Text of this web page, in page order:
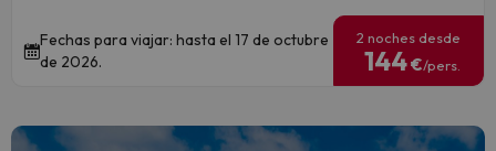
Fechas para viajar: hasta el 17 de octubre
de 2026.
2 noches desde
144€/pers.